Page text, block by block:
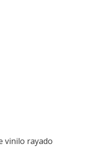
vinilo rayado